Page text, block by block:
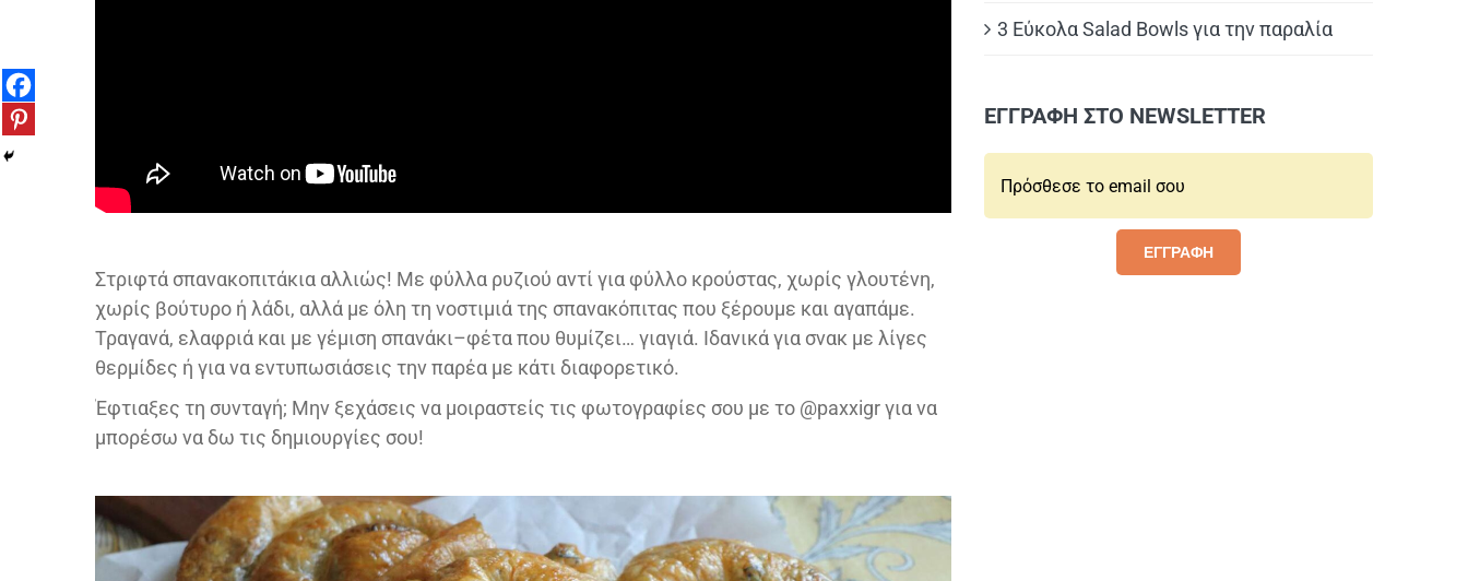
Στριφτά σπανακοπιτάκια αλλιώς! Με φύλλα ρυζιού αντί για φύλλο κρούστας, χωρίς γλουτένη,
χωρίς βούτυρο ή λάδι, αλλά με όλη τη νοστιμιά της σπανακόπιτας που ξέρουμε και αγαπάμε.
Τραγανά, ελαφριά και με γέμιση σπανάκι–φέτα που θυμίζει… γιαγιά. Ιδανικά για σνακ με λίγες
θερμίδες ή για να εντυπωσιάσεις την παρέα με κάτι διαφορετικό.
Έφτιαξες τη συνταγή; Μην ξεχάσεις να μοιραστείς τις φωτογραφίες σου με το @paxxigr για να
μπορέσω να δω τις δημιουργίες σου!
3 Εύκολα Salad Bowls για την παραλία
ΕΓΓΡΑΦΗ ΣΤΟ NEWSLETTER
ΕΓΓΡΑΦΗ